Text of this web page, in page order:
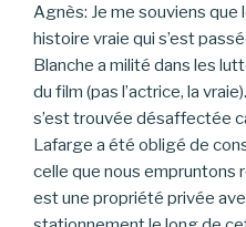
Agnès: Je me souviens que
histoire vraie qui s’est
Blanche a milité dans les
du film (pas l’actrice, la
s’est trouvée désaffectée
Lafarge a été obligé de
celle que nous empruntons
est une propriété privée